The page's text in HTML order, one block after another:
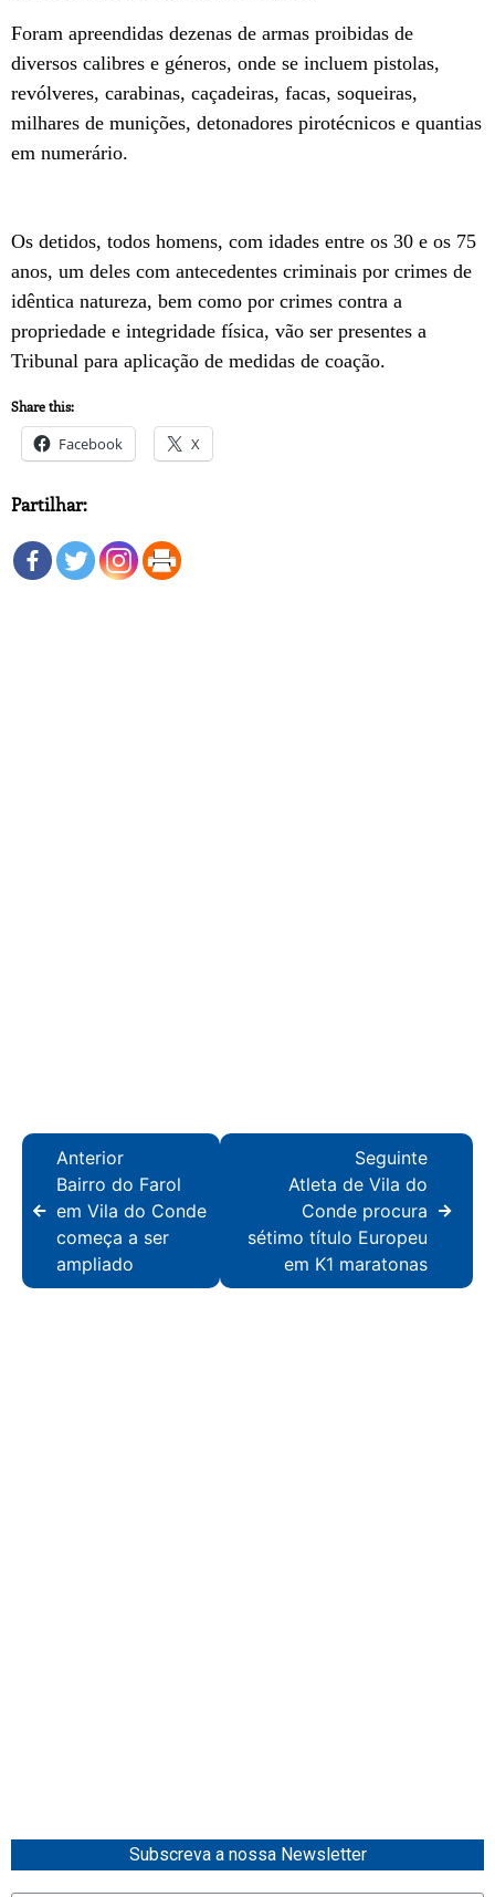
Foram apreendidas dezenas de armas proibidas de
diversos calibres e géneros, onde se incluem pistolas,
revólveres, carabinas, caçadeiras, facas, soqueiras,
milhares de munições, detonadores pirotécnicos e quantias
em numerário.
Os detidos, todos homens, com idades entre os 30 e os 75
anos, um deles com antecedentes criminais por crimes de
idêntica natureza, bem como por crimes contra a
propriedade e integridade física, vão ser presentes a
Tribunal para aplicação de medidas de coação.
Share this:
Facebook X
Partilhar:
Anterior
Bairro do Farol
em Vila do Conde
começa a ser
ampliado
Seguinte
Atleta de Vila do
Conde procura
sétimo título Europeu
em K1 maratonas
Subscreva a nossa Newsletter